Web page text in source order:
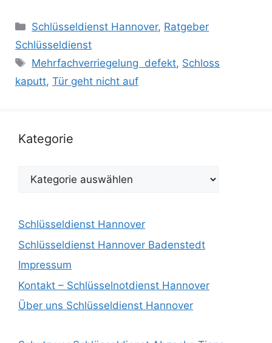
Kategorien
Schlüsseldienst Hannover, Ratgeber
Schlüsseldienst
Schlagwörter
Mehrfachverriegelung defekt, Schloss
kaputt, Tür geht nicht auf
Kategorie
Kategorie
Schlüsseldienst Hannover
Schlüsseldienst Hannover Badenstedt
Impressum
Kontakt – Schlüsselnotdienst Hannover
Über uns Schlüsseldienst Hannover